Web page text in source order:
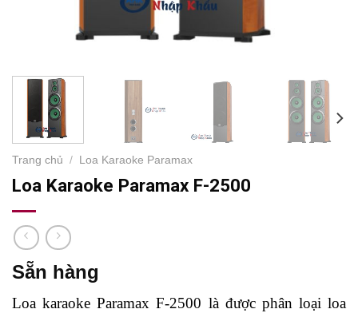
Trang chủ / Loa Karaoke Paramax
Loa Karaoke Paramax F-2500
Sẵn hàng
Loa karaoke Paramax F-2500 là được phân loại loa